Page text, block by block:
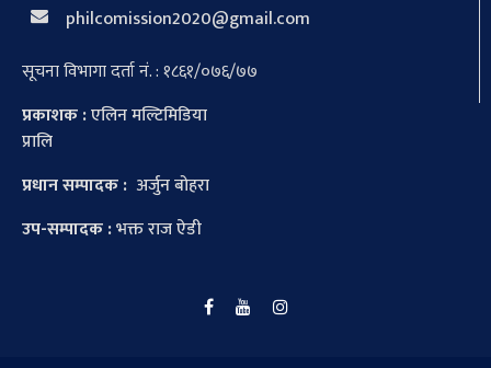
philcomission2020@gmail.com
सूचना विभागा दर्ता नं. : १८६१/०७६/७७
प्रकाशक :एलिन मल्टिमिडिया
प्रालि
प्रधान सम्पादक : अर्जुन बोहरा
उप-सम्पादक :भक्त राज ऐडी